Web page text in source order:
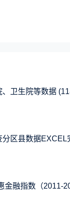
卫生院等数据
分区县数据EXCEL
金融指数（2011-